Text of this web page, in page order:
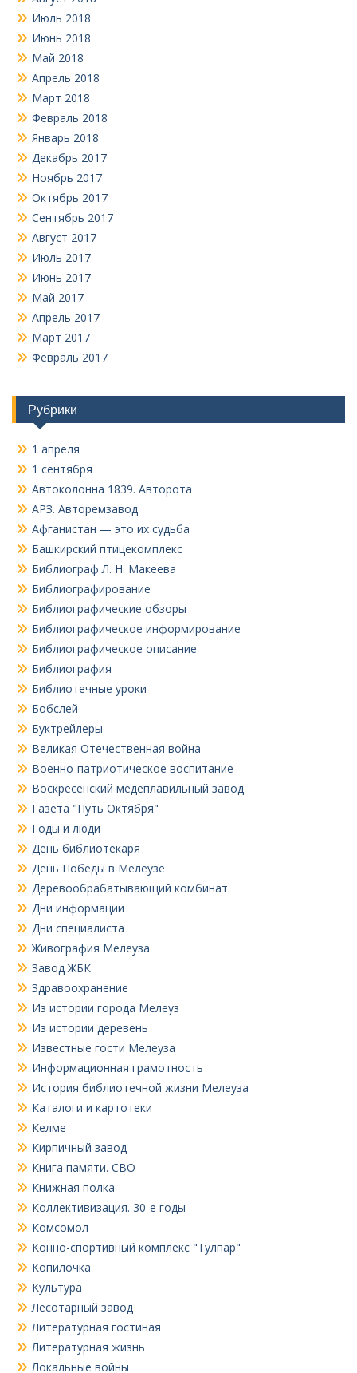
Июль 2018
Июнь 2018
Май 2018
Апрель 2018
Март 2018
Февраль 2018
Январь 2018
Декабрь 2017
Ноябрь 2017
Октябрь 2017
Сентябрь 2017
Август 2017
Июль 2017
Июнь 2017
Май 2017
Апрель 2017
Март 2017
Февраль 2017
Рубрики
1 апреля
1 сентября
Автоколонна 1839. Авторота
АРЗ. Авторемзавод
Афганистан — это их судьба
Башкирский птицекомплекс
Библиограф Л. Н. Макеева
Библиографирование
Библиографические обзоры
Библиографическое информирование
Библиографическое описание
Библиография
Библиотечные уроки
Бобслей
Буктрейлеры
Великая Отечественная война
Военно-патриотическое воспитание
Воскресенский медеплавильный завод
Газета "Путь Октября"
Годы и люди
День библиотекаря
День Победы в Мелеузе
Деревообрабатывающий комбинат
Дни информации
Дни специалиста
Живография Мелеуза
Завод ЖБК
Здравоохранение
Из истории города Мелеуз
Из истории деревень
Известные гости Мелеуза
Информационная грамотность
История библиотечной жизни Мелеуза
Каталоги и картотеки
Келме
Кирпичный завод
Книга памяти. СВО
Книжная полка
Коллективизация. 30-е годы
Комсомол
Конно-спортивный комплекс "Тулпар"
Копилочка
Культура
Лесотарный завод
Литературная гостиная
Литературная жизнь
Локальные войны